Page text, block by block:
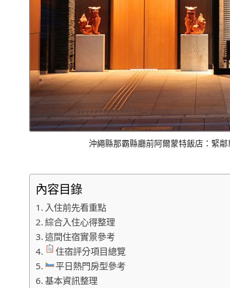
沖繩縣那霸縣廳前阿爾蒙特飯店：緊
內容目錄
入住前先看重點
綜合入住心得整理
這間住宿實景參考
住宿評分項目總覽
平日熱門房型參考
基本資訊整理